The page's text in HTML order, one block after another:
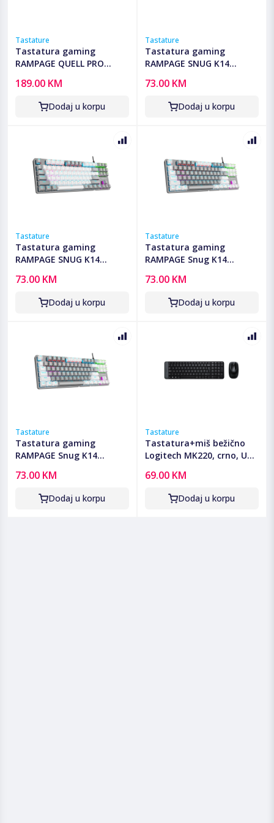
Tastature
Tastatura gaming
RAMPAGE QUELL PRO
2.4g Bt Wireless RGB
Gasket Oil Switch English
Layout PBT KeyCaps
189.00 KM
Dodaj u korpu
Tastature
Tastatura gaming
RAMPAGE SNUG K14
Mechanical Gaming
Keyboard ENGLISH Layout
English Rainbow TKL,
73.00 KM
Dodaj u korpu
Tastature
Tastatura gaming
RAMPAGE SNUG K14
Mechanical Gaming
Keyboard ENGLISH Layout
English Rainbow TKL,
73.00 KM
Dodaj u korpu
Tastature
Tastatura gaming
RAMPAGE Snug K14
Mechanical Gaming
Keyboard ENGLISH Layout
English Rainbow TKL,
73.00 KM
Dodaj u korpu
Tastature
Tastatura gaming
RAMPAGE Snug K14
Mechanical Gaming
Keyboard ENGLISH Layout
English Rainbow TKL,
73.00 KM
Dodaj u korpu
Tastature
Tastatura+miš bežično
Logitech MK220, crno, USA
69.00 KM
Dodaj u korpu